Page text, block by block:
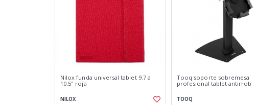
Nilox funda universal tablet 9.7 a
10.5" roja
NILOX
Tooq soporte sobremesa
profesional tablet antirrob
TOOQ